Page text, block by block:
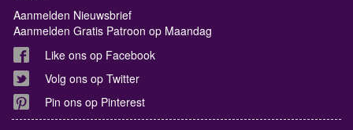
Aanmelden Nieuwsbrief
Aanmelden Gratis Patroon op Maandag
Like ons op Facebook
Volg ons op Twitter
Pin ons op Pinterest